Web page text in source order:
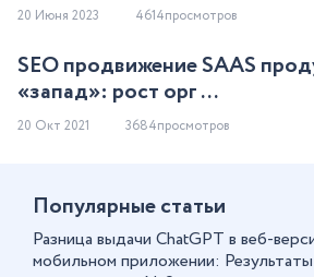
20 Июня 2023 4614просмотров
SEO продвижение SAAS
«запад»: рост орг ...
20 Окт 2021 3684просмотров
Популярные статьи
Разница выдачи ChatGPT в веб-
мобильном приложении: Результаты